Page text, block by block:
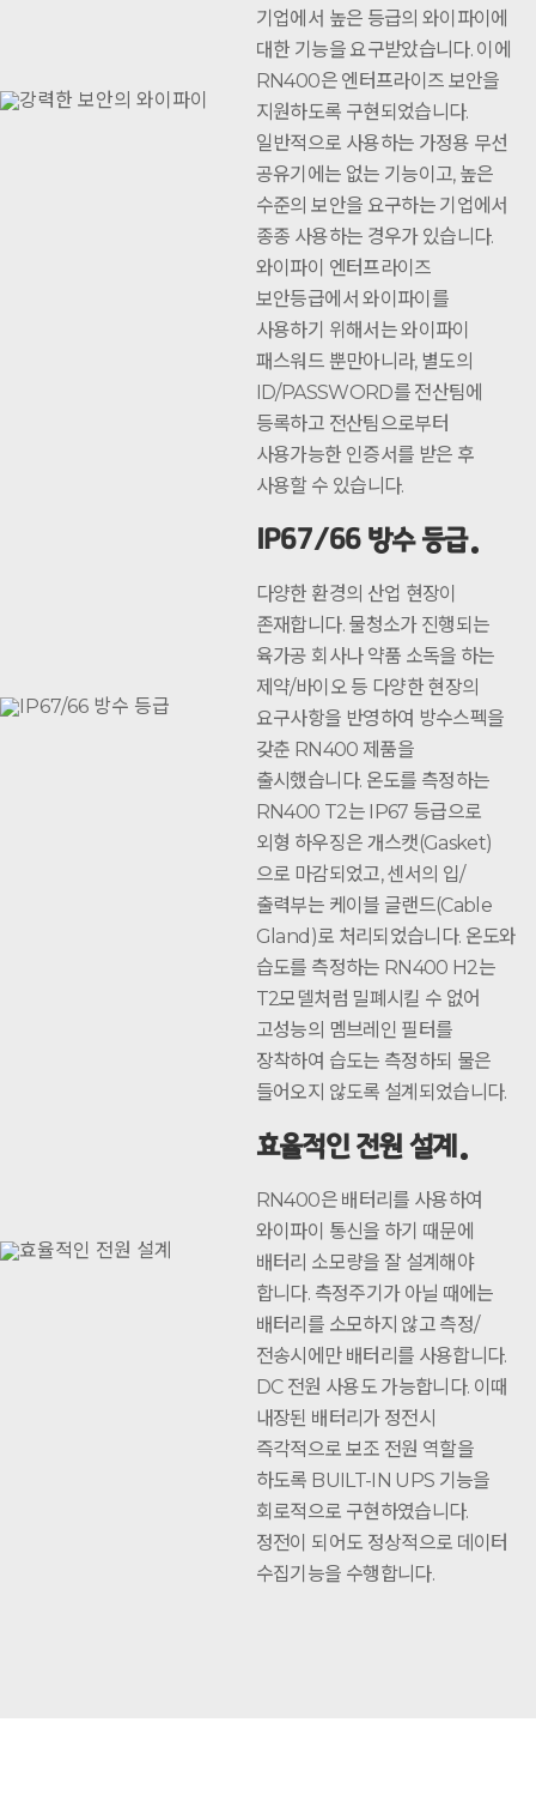
기업에서 높은 등급의 와이파이에
대한 기능을 요구받았습니다. 이에
RN400은 엔터프라이즈 보안을
지원하도록 구현되었습니다.
일반적으로 사용하는 가정용 무선
공유기에는 없는 기능이고, 높은
수준의 보안을 요구하는 기업에서
종종 사용하는 경우가 있습니다.
와이파이 엔터프라이즈
보안등급에서 와이파이를
사용하기 위해서는 와이파이
패스워드 뿐만아니라, 별도의
ID/PASSWORD를 전산팀에
등록하고 전산팀으로부터
사용가능한 인증서를 받은 후
사용할 수 있습니다.
IP67/66 방수 등급
다양한 환경의 산업 현장이
존재합니다. 물청소가 진행되는
육가공 회사나 약품 소독을 하는
제약/바이오 등 다양한 현장의
요구사항을 반영하여 방수스펙을
갖춘 RN400 제품을
출시했습니다. 온도를 측정하는
RN400 T2는 IP67 등급으로
외형 하우징은 개스캣(Gasket)
으로 마감되었고, 센서의 입/
출력부는 케이블 글랜드(Cable
Gland)로 처리되었습니다. 온도와
습도를 측정하는 RN400 H2는
T2모델처럼 밀폐시킬 수 없어
고성능의 멤브레인 필터를
장착하여 습도는 측정하되 물은
들어오지 않도록 설계되었습니다.
효율적인 전원 설계
RN400은 배터리를 사용하여
와이파이 통신을 하기 때문에
배터리 소모량을 잘 설계해야
합니다. 측정주기가 아닐 때에는
배터리를 소모하지 않고 측정/
전송시에만 배터리를 사용합니다.
DC 전원 사용도 가능합니다. 이때
내장된 배터리가 정전시
즉각적으로 보조 전원 역할을
하도록 BUILT-IN UPS 기능을
회로적으로 구현하였습니다.
정전이 되어도 정상적으로 데이터
수집기능을 수행합니다.